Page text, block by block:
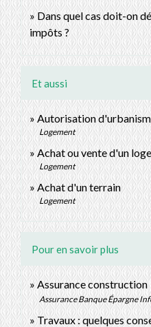
Dans quel cas doit-on
impôts ?
Et aussi
Autorisation
Logement
Achat ou vente d'un
Logement
Achat d'un terrain
Logement
Pour en savoir plus
Assurance construction
Assurance Banque Épargne
Travaux : quelques